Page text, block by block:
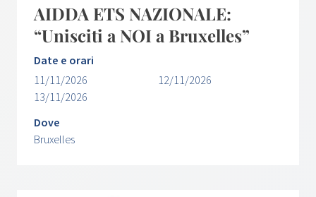
AIDDA ETS NAZIONALE:
“Unisciti a NOI a Bruxelles”
Date e orari
11/11/2026
12/11/2026
13/11/2026
Dove
Bruxelles